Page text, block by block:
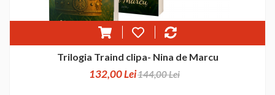
Trilogia Traind clipa- Nina de Marcu
132,00 Lei144,00 Lei